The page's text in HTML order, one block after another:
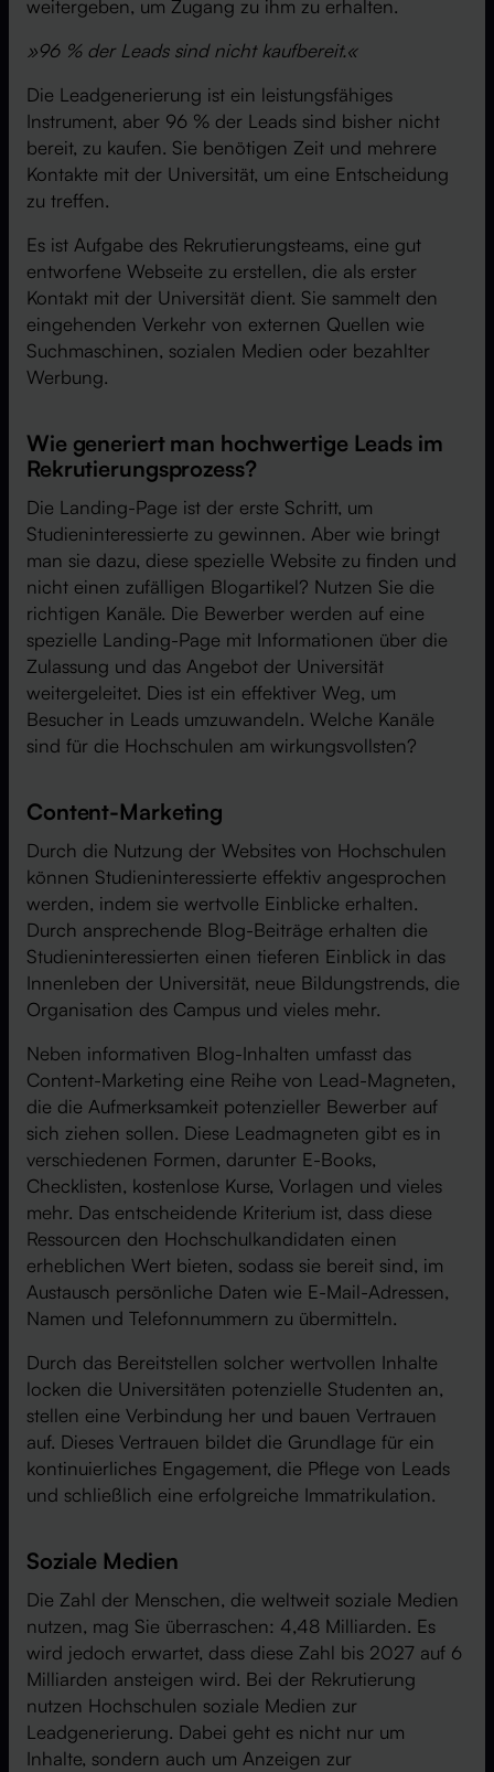
weitergeben, um Zugang zu ihm zu erhalten.
»96 % der Leads sind nicht kaufbereit.«
Die Leadgenerierung ist ein leistungsfähiges
Instrument, aber 96 % der Leads sind bisher nicht
bereit, zu kaufen. Sie benötigen Zeit und mehrere
Kontakte mit der Universität, um eine Entscheidung
zu treffen.
Es ist Aufgabe des Rekrutierungsteams, eine gut
entworfene Webseite zu erstellen, die als erster
Kontakt mit der Universität dient. Sie sammelt den
eingehenden Verkehr von externen Quellen wie
Suchmaschinen, sozialen Medien oder bezahlter
Werbung.
Wie generiert man hochwertige Leads im
Rekrutierungsprozess?
Die Landing-Page ist der erste Schritt, um
Studieninteressierte zu gewinnen. Aber wie bringt
man sie dazu, diese spezielle Website zu finden und
nicht einen zufälligen Blogartikel? Nutzen Sie die
richtigen Kanäle. Die Bewerber werden auf eine
spezielle Landing-Page mit Informationen über die
Zulassung und das Angebot der Universität
weitergeleitet. Dies ist ein effektiver Weg, um
Besucher in Leads umzuwandeln. Welche Kanäle
sind für die Hochschulen am wirkungsvollsten?
Content-Marketing
Durch die Nutzung der Websites von Hochschulen
können Studieninteressierte effektiv angesprochen
werden, indem sie wertvolle Einblicke erhalten.
Durch ansprechende Blog-Beiträge erhalten die
Studieninteressierten einen tieferen Einblick in das
Innenleben der Universität, neue Bildungstrends, die
Organisation des Campus und vieles mehr.
Neben informativen Blog-Inhalten umfasst das
Content-Marketing eine Reihe von Lead-Magneten,
die die Aufmerksamkeit potenzieller Bewerber auf
sich ziehen sollen. Diese Leadmagneten gibt es in
verschiedenen Formen, darunter E-Books,
Checklisten, kostenlose Kurse, Vorlagen und vieles
mehr. Das entscheidende Kriterium ist, dass diese
Ressourcen den Hochschulkandidaten einen
erheblichen Wert bieten, sodass sie bereit sind, im
Austausch persönliche Daten wie E-Mail-Adressen,
Namen und Telefonnummern zu übermitteln.
Durch das Bereitstellen solcher wertvollen Inhalte
locken die Universitäten potenzielle Studenten an,
stellen eine Verbindung her und bauen Vertrauen
auf. Dieses Vertrauen bildet die Grundlage für ein
kontinuierliches Engagement, die Pflege von Leads
und schließlich eine erfolgreiche Immatrikulation.
Soziale Medien
Die Zahl der Menschen, die weltweit soziale Medien
nutzen, mag Sie überraschen: 4,48 Milliarden. Es
wird jedoch erwartet, dass diese Zahl bis 2027 auf 6
Milliarden ansteigen wird. Bei der Rekrutierung
nutzen Hochschulen soziale Medien zur
Leadgenerierung. Dabei geht es nicht nur um
Inhalte, sondern auch um Anzeigen zur